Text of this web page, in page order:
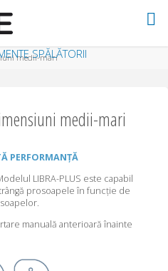
SPĂLĂTORII
medii-mari
medii-mari
PERFORMANȚĂ
LIBRA-PLUS este capabil
prosoapele în funcție de
manuală anterioară înainte